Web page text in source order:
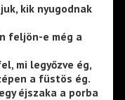
kik nyugodnak
feljön-e még a
mi legyőzve ég,
a füstös ég.
éjszaka a porba